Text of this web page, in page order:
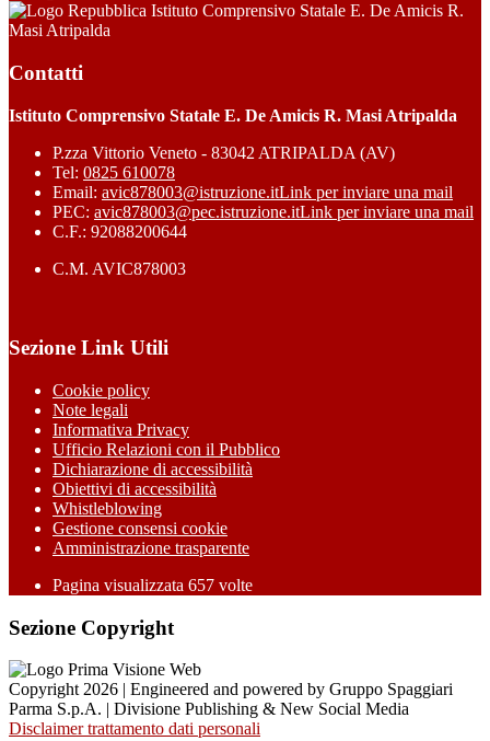
Istituto Comprensivo Statale E. De Amicis R.
Masi Atripalda
Contatti
Istituto Comprensivo Statale E. De Amicis R. Masi Atripalda
P.zza Vittorio Veneto - 83042 ATRIPALDA (AV)
Tel: 0825 610078
Email: avic878003@istruzione.itLink per inviare una mail
PEC: avic878003@pec.istruzione.itLink per inviare una mail
C.F.: 92088200644
C.M. AVIC878003
Sezione Link Utili
Cookie policy
Note legali
Informativa Privacy
Ufficio Relazioni con il Pubblico
Dichiarazione di accessibilità
Obiettivi di accessibilità
Whistleblowing
Gestione consensi cookie
Amministrazione trasparente
Pagina visualizzata 657 volte
Sezione Copyright
Copyright 2026 | Engineered and powered by Gruppo Spaggiari
Parma S.p.A. | Divisione Publishing & New Social Media
Disclaimer trattamento dati personali